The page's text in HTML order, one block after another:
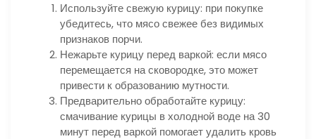
Используйте свежую курицу: при покупке
убедитесь, что мясо свежее без видимых
признаков порчи.
Нежарьте курицу перед варкой: если мясо
перемещается на сковородке, это может
привести к образованию мутности.
Предварительно обработайте курицу:
смачивание курицы в холодной воде на 30
минут перед варкой помогает удалить кровь